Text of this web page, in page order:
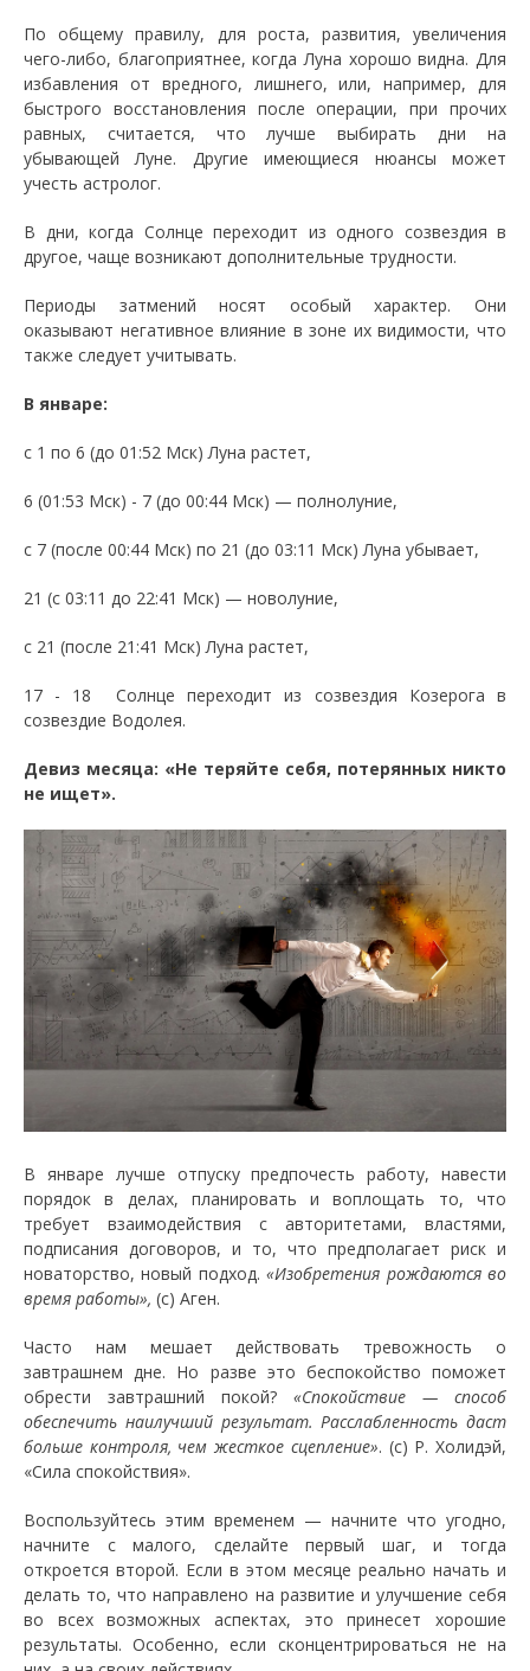
По общему правилу, для роста, развития, увеличения
чего-либо, благоприятнее, когда Луна хорошо видна. Для
избавления от вредного, лишнего, или, например, для
быстрого восстановления после операции, при прочих
равных, считается, что лучше выбирать дни на
убывающей Луне. Другие имеющиеся нюансы может
учесть астролог.
В дни, когда Солнце переходит из одного созвездия в
другое, чаще возникают дополнительные трудности.
Периоды затмений носят особый характер. Они
оказывают негативное влияние в зоне их видимости, что
также следует учитывать.
В январе:
c 1 по 6 (до 01:52 Мск) Луна растет,
6 (01:53 Мск) - 7 (до 00:44 Мск) — полнолуние,
с 7 (после 00:44 Мск) по 21 (до 03:11 Мск) Луна убывает,
21 (с 03:11 до 22:41 Мск) — новолуние,
с 21 (после 21:41 Мск) Луна растет,
17 - 18 Солнце переходит из созвездия Козерога в
созвездие Водолея.
Девиз месяца: «Не теряйте себя, потерянных никто
не ищет».
В январе лучше отпуску предпочесть работу, навести
порядок в делах, планировать и воплощать то, что
требует взаимодействия с авторитетами, властями,
подписания договоров, и то, что предполагает риск и
новаторство, новый подход.«Изобретения рождаются во
время работы», (с) Аген.
Часто нам мешает действовать тревожность о
завтрашнем дне. Но разве это беспокойство поможет
обрести завтрашний покой? «Спокойствие — способ
обеспечить наилучший результат. Расслабленность даст
больше контроля, чем жесткое сцепление». (с) Р. Холидэй,
«Сила спокойствия».
Воспользуйтесь этим временем — начните что угодно,
начните с малого, сделайте первый шаг, и тогда
откроется второй. Если в этом месяце реально начать и
делать то, что направлено на развитие и улучшение себя
во всех возможных аспектах, это принесет хорошие
результаты. Особенно, если сконцентрироваться не на